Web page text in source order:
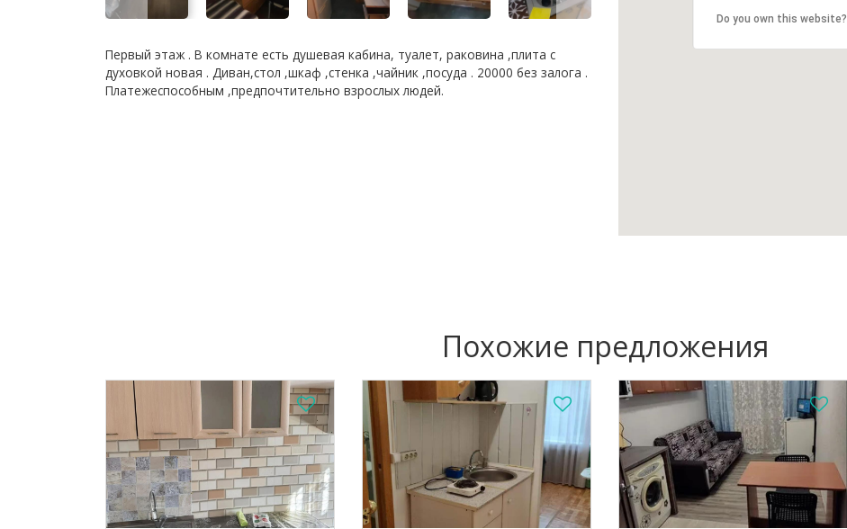
Первый этаж . В комнате есть душевая кабина, туалет, раковина ,плита с
духовкой новая . Диван,стол ,шкаф ,стенка ,чайник ,посуда . 20000 без залога .
Платежеспособным ,предпочтительно взрослых людей.
Do you own this website?
Похожие предложения